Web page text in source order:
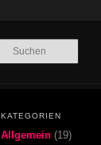
KATEGORIEN
Allgemein (19)